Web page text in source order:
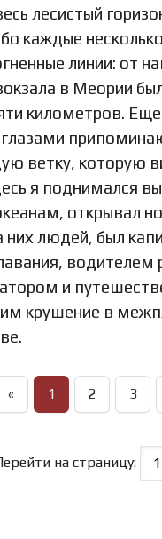
лесистый
каждые
линии: от
в Меории
километров. Еще
ветку, которую
я поднимался
открывал
людей, был
водителем
и
крушение в
« 1 2 3
на страницу: